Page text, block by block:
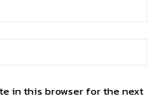
in this browser for the next